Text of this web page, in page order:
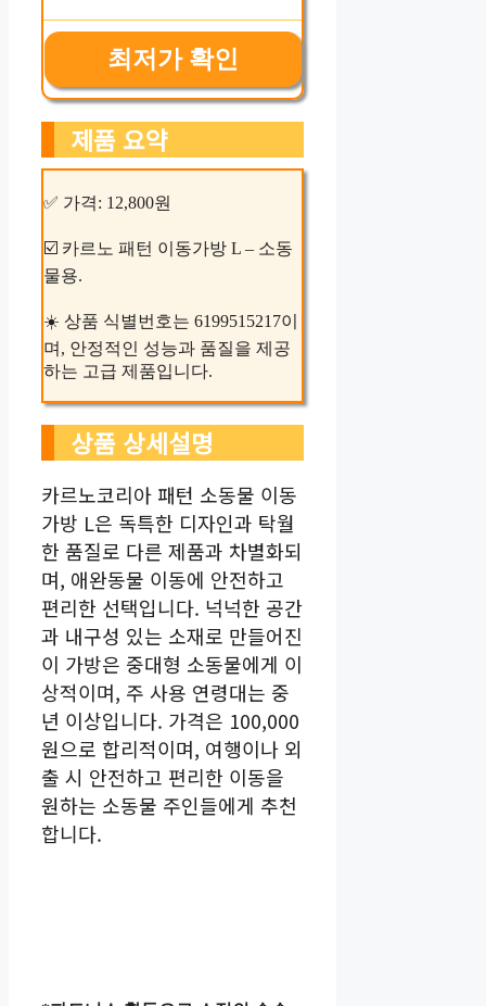
최저가 확인
제품 요약
✅ 가격: 12,800원
☑️ 카르노 패턴 이동가방 L – 소동
물용.
☀️ 상품 식별번호는 6199515217이
며, 안정적인 성능과 품질을 제공
하는 고급 제품입니다.
상품 상세설명
카르노코리아 패턴 소동물 이동
가방 L은 독특한 디자인과 탁월
한 품질로 다른 제품과 차별화되
며, 애완동물 이동에 안전하고
편리한 선택입니다. 넉넉한 공간
과 내구성 있는 소재로 만들어진
이 가방은 중대형 소동물에게 이
상적이며, 주 사용 연령대는 중
년 이상입니다. 가격은 100,000
원으로 합리적이며, 여행이나 외
출 시 안전하고 편리한 이동을
원하는 소동물 주인들에게 추천
합니다.